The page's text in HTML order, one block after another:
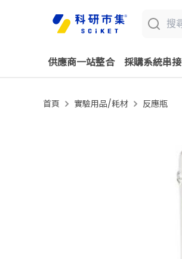
供應商一站整合 採購系統串接
首頁 實驗用品/耗材 反應瓶